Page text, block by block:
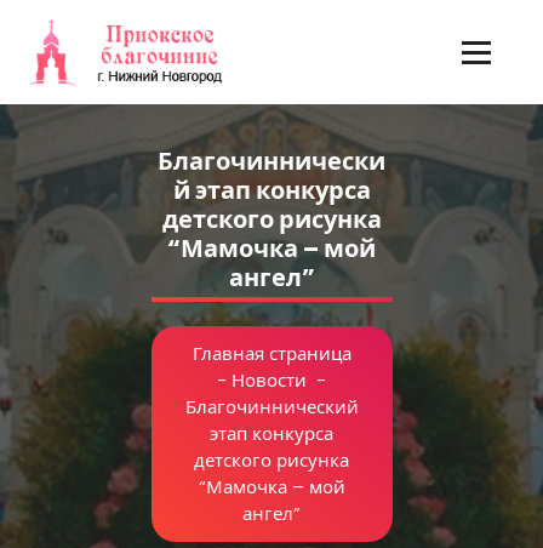
содержимому
Благочиннически
й этап конкурса
детского рисунка
“Мамочка – мой
ангел”
Главная страница
- Новости -
Благочиннический
этап конкурса
детского рисунка
“Мамочка – мой
ангел”